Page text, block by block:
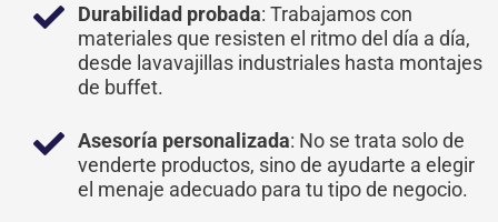
Durabilidad probada: Trabajamos con
materiales que resisten el ritmo del día a día,
desde lavavajillas industriales hasta montajes
de buffet.
Asesoría personalizada: No se trata solo de
venderte productos, sino de ayudarte a elegir
el menaje adecuado para tu tipo de negocio.